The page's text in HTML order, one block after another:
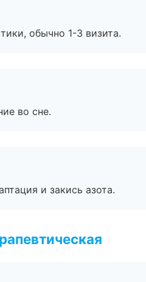
обычно 1-3 визита.
во сне.
и закись азота.